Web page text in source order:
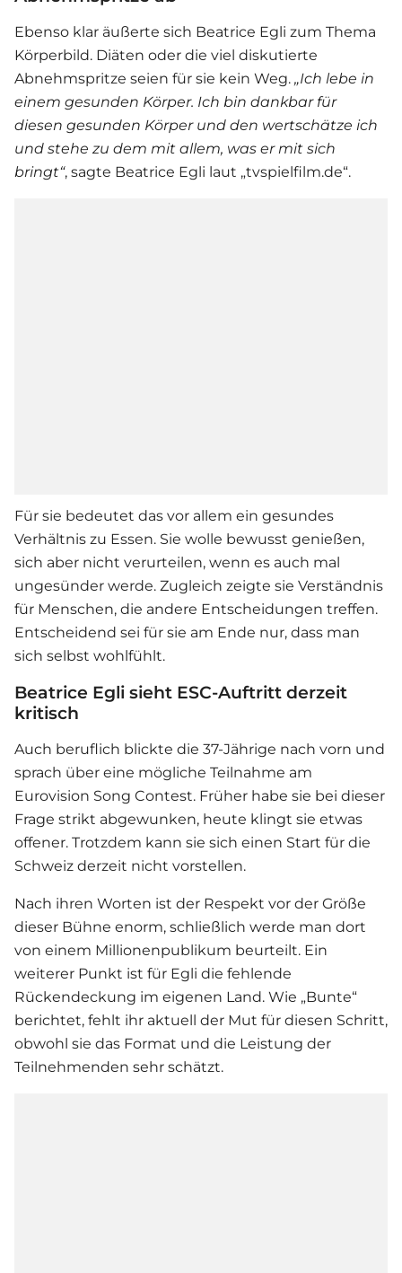
Ebenso klar äußerte sich Beatrice Egli zum Thema
Körperbild. Diäten oder die viel diskutierte
Abnehmspritze seien für sie kein Weg. „Ich lebe in
einem gesunden Körper. Ich bin dankbar für
diesen gesunden Körper und den wertschätze ich
und stehe zu dem mit allem, was er mit sich
bringt“, sagte Beatrice Egli laut „tvspielfilm.de“.
Für sie bedeutet das vor allem ein gesundes
Verhältnis zu Essen. Sie wolle bewusst genießen,
sich aber nicht verurteilen, wenn es auch mal
ungesünder werde. Zugleich zeigte sie Verständnis
für Menschen, die andere Entscheidungen treffen.
Entscheidend sei für sie am Ende nur, dass man
sich selbst wohlfühlt.
Beatrice Egli sieht ESC-Auftritt derzeit
kritisch
Auch beruflich blickte die 37-Jährige nach vorn und
sprach über eine mögliche Teilnahme am
Eurovision Song Contest. Früher habe sie bei dieser
Frage strikt abgewunken, heute klingt sie etwas
offener. Trotzdem kann sie sich einen Start für die
Schweiz derzeit nicht vorstellen.
Nach ihren Worten ist der Respekt vor der Größe
dieser Bühne enorm, schließlich werde man dort
von einem Millionenpublikum beurteilt. Ein
weiterer Punkt ist für Egli die fehlende
Rückendeckung im eigenen Land. Wie „Bunte“
berichtet, fehlt ihr aktuell der Mut für diesen Schritt,
obwohl sie das Format und die Leistung der
Teilnehmenden sehr schätzt.